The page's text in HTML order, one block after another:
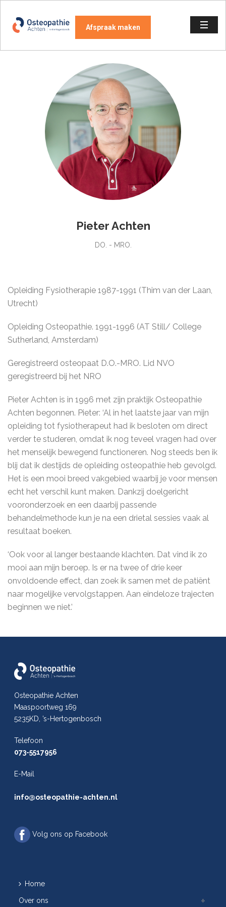
Afspraak maken
Pieter Achten
DO. - MRO.
Opleiding Fysiotherapie 1987-1991 (Thim van der Laan,
Utrecht)
Opleiding Osteopathie. 1991-1996 (AT Still/ College
Sutherland, Amsterdam)
Geregistreerd osteopaat D.O.-MRO. Lid NVO
geregistreerd bij het NRO
Pieter Achten is in 1996 met zijn praktijk Osteopathie
Achten begonnen. Pieter: ‘Al in het laatste jaar van mijn
opleiding tot fysiotherapeut had ik besloten om direct
verder te studeren, omdat ik nog teveel vragen had over
het menselijk bewegend functioneren. Nog steeds ben ik
blij dat ik destijds de opleiding osteopathie heb gevolgd.
Het is een mooi breed vakgebied waarbij je voor mensen
echt het verschil kunt maken. Dankzij doelgericht
vooronderzoek en een daarbij passende
behandelmethode kun je na een drietal sessies vaak al
resultaat boeken.
‘Ook voor al langer bestaande klachten. Dat vind ik zo
mooi aan mijn beroep. Is er na twee of drie keer
onvoldoende effect, dan zoek ik samen met de patiënt
naar mogelijke vervolgstappen. Aan eindeloze trajecten
beginnen we niet.’
Osteopathie Achten
Maaspoortweg 169
5235KD, ’s-Hertogenbosch
Telefoon
073-5517956
E-Mail
info@osteopathie-achten.nl
Volg ons op Facebook
Home
Over ons